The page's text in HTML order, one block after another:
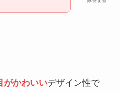
がかわいいデザイン性で